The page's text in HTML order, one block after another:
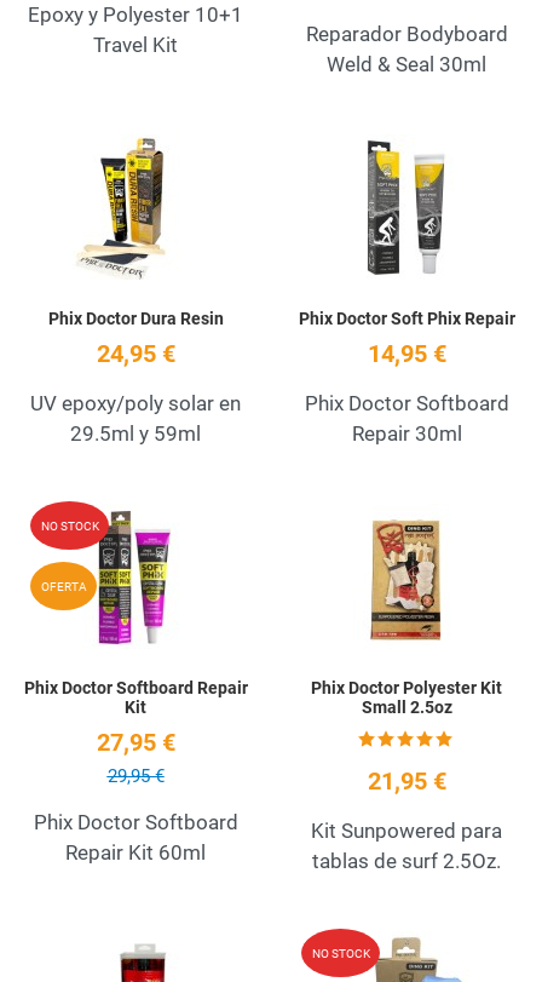
Epoxy y Polyester 10+1
Travel Kit
Reparador Bodyboard
Weld & Seal 30ml
Add to Wishlist
Phix Doctor Dura Resin
24,95 €
UV epoxy/poly solar en
29.5ml y 59ml
Phix Doctor Soft Phix Repair
14,95 €
Phix Doctor Softboard
Repair 30ml
NO STOCK
OFERTA
Add to Wishlist
Phix Doctor Softboard Repair
Kit
27,95 €
29,95 €
Phix Doctor Softboard
Repair Kit 60ml
Phix Doctor Polyester Kit
Small 2.5oz
21,95 €
Kit Sunpowered para
tablas de surf 2.5Oz.
Add to Wishlist
NO STOCK